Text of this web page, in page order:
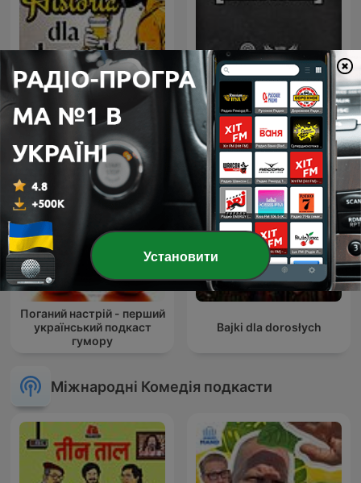
Historia dla dorosłych
[КАМТУГЕЗА] на Radio
ROKS
Поганий настрій - перший
український подкаст
гумору
Bajki dla dorosłych
Міжнародні Комедія подкасти
Установити